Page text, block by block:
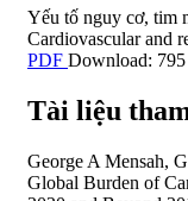
Yếu tố nguy cơ, tim
Cardiovascular and
PDF Download: 795
Tài liệu
George A Mensah,
Global Burden of